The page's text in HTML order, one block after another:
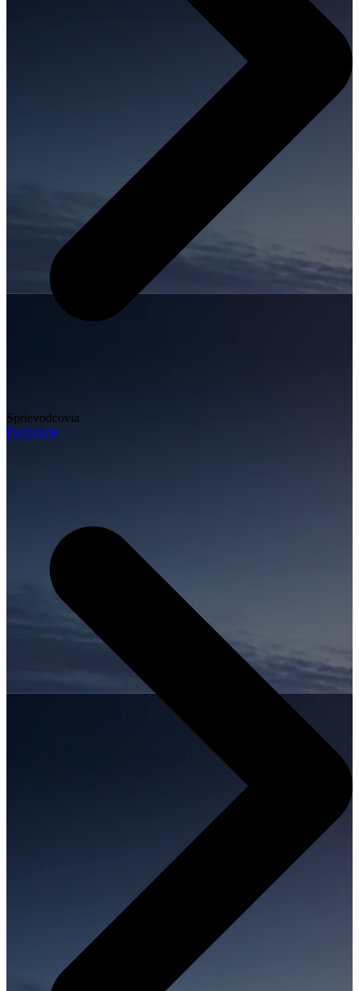
Sprievodcovia
Destinácie